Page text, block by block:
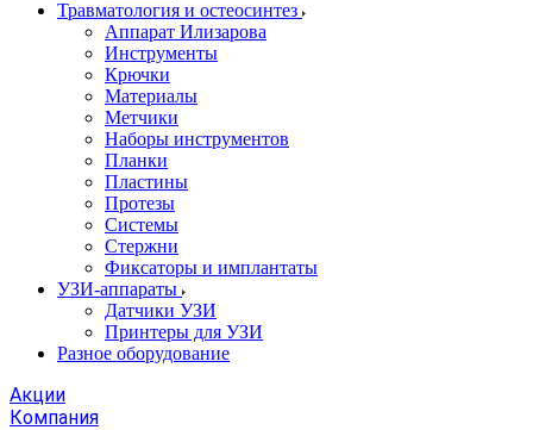
Травматология и остеосинтез
Аппарат Илизарова
Инструменты
Крючки
Материалы
Метчики
Наборы инструментов
Планки
Пластины
Протезы
Системы
Стержни
Фиксаторы и имплантаты
УЗИ-аппараты
Датчики УЗИ
Принтеры для УЗИ
Разное оборудование
Акции
Компания